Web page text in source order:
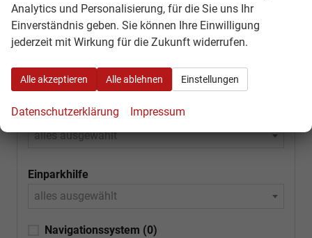
Anzahl der Türen
alles ausgewählt
Ausstattung
Klimatisierung
alles ausgewählt
Einparkhilfe
alles ausgewählt
Navigationssystem (0)
Analytics und Personalisierung, für die Sie uns Ihr
Einverständnis geben. Sie können Ihre Einwilligung
jederzeit mit Wirkung für die Zukunft widerrufen.
Alle akzeptieren Alle ablehnen Einstellungen
Datenschutzerklärung Impressum